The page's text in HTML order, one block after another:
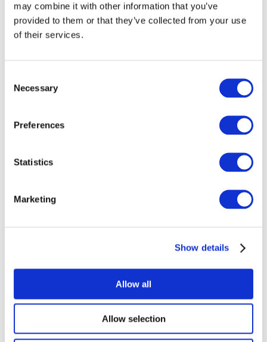
may combine it with other information that you’ve
provided to them or that they’ve collected from your use
of their services.
Selection
Necessary
Preferences
Statistics
Marketing
Show details
Allow all
Allow selection
Todos los